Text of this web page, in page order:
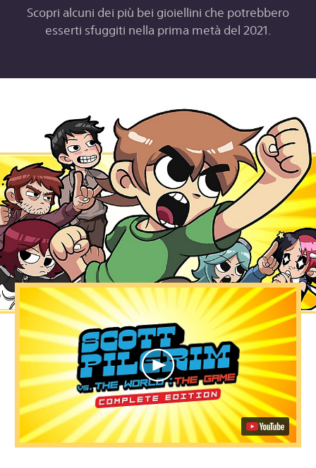
Scopri alcuni dei più bei gioiellini che potrebbero
esserti sfuggiti nella prima metà del 2021.